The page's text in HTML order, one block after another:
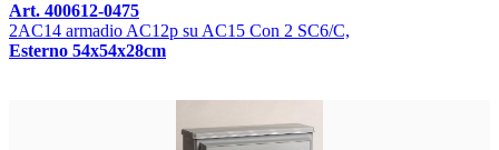
Art. 400612-0475
2AC14 armadio AC12p su AC15 Con 2 SC6/C,
Esterno 54x54x28cm